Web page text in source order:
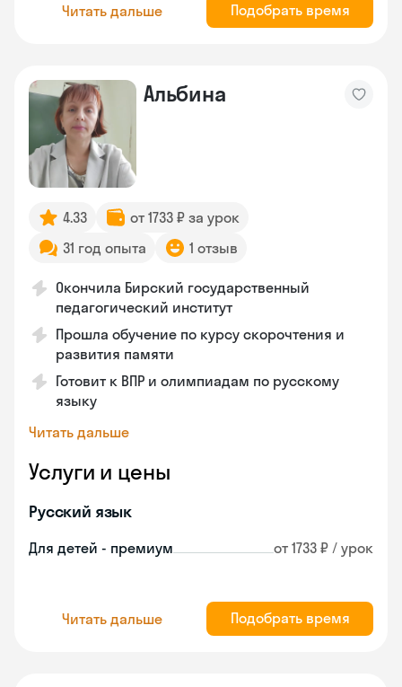
Читать дальше Подобрать время
Альбина
4.33
от 1733 ₽ за урок
31 год опыта
1 отзыв
Окончила Бирский государственный
педагогический институт
Прошла обучение по курсу скорочтения и
развития памяти
Готовит к ВПР и олимпиадам по русскому
языку
Читать дальше
Услуги и цены
Русский язык
Для детей - премиум от 1733 ₽ / урок
Читать дальше Подобрать время